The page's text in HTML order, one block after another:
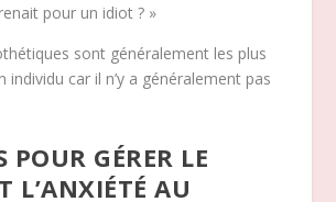
pour un idiot ? »
sont généralement les plus
individu car il n’y a généralement pas
POUR GÉRER LE
L’ANXIÉTÉ AU